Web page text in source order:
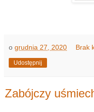
o grudnia 27, 2020 Brak
Udostępnij
Zabójczy